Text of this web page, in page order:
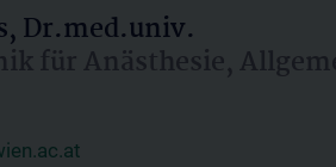
Dr.med.univ.
für Anästhesie,